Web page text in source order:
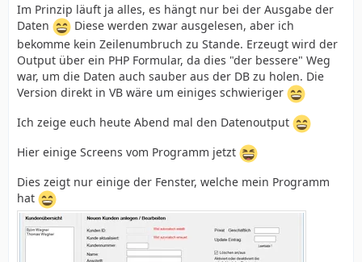
Im Prinzip läuft ja alles, es hängt nur bei der Ausgabe der
Daten
Diese werden zwar ausgelesen, aber ich
bekomme kein Zeilenumbruch zu Stande. Erzeugt wird der
Output über ein PHP Formular, da dies "der bessere" Weg
war, um die Daten auch sauber aus der DB zu holen. Die
Version direkt in VB wäre um einiges schwieriger
Ich zeige euch heute Abend mal den Datenoutput
Hier einige Screens vom Programm jetzt
Dies zeigt nur einige der Fenster, welche mein Programm
hat